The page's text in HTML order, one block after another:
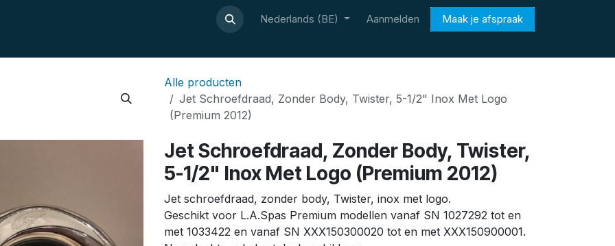
Contact Nederlands (BE) Aanmelden Maak je afspraak
Alle producten
Jet Schroefdraad, Zonder Body, Twister, 5-1/2" Inox Met Logo
(Premium 2012)
Jet Schroefdraad, Zonder Body, Twister,
5-1/2" Inox Met Logo (Premium 2012)
Jet schroefdraad, zonder body, Twister, inox met logo.
Geschikt voor L.A.Spas Premium modellen vanaf SN 1027292 tot en
met 1033422 en vanaf SN XXX150300020 tot en met XXX150900001.